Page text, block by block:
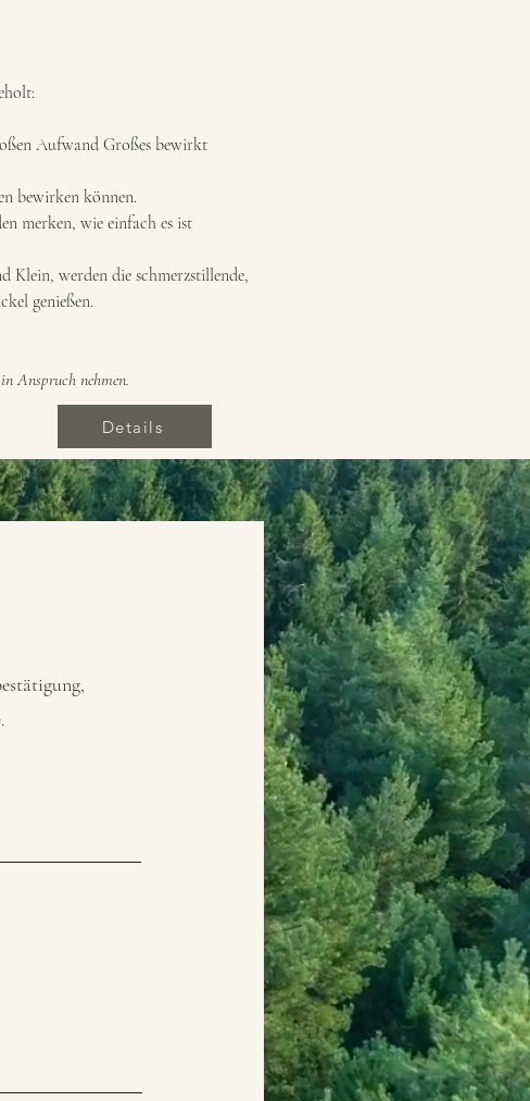
Aufwand Großes bewirkt
bewirken können.
merken, wie einfach es ist
Klein, werden die schmerzstillende,
genießen.
Anspruch nehmen.
Details